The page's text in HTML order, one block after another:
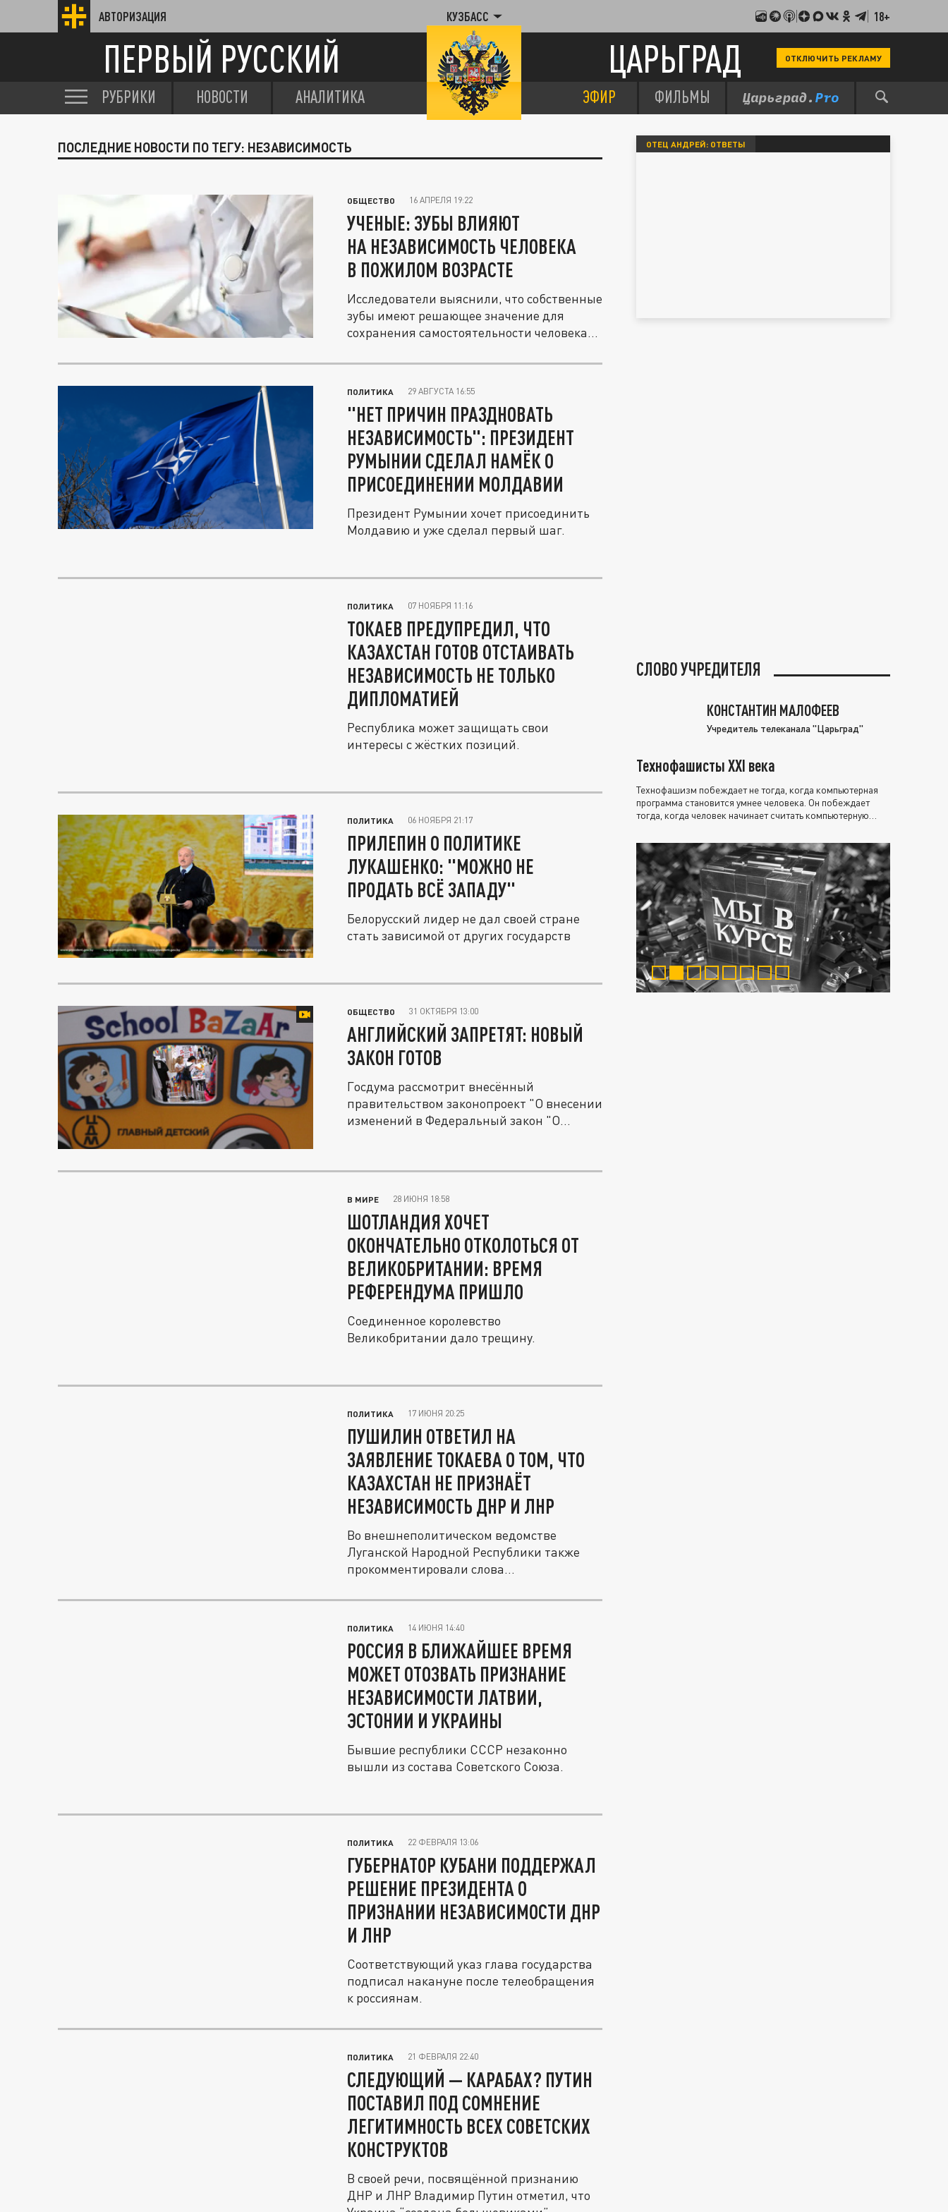
АВТОРИЗАЦИЯ КУЗБАСС 18+
ПЕРВЫЙ РУССКИЙ ЦАРЬГРАД ОТКЛЮЧИТЬ РЕКЛАМУ
РУБРИКИ НОВОСТИ АНАЛИТИКА ЭФИР ФИЛЬМЫ
ПОСЛЕДНИЕ НОВОСТИ ПО ТЕГУ: НЕЗАВИСИМОСТЬ
ОБЩЕСТВО 16 АПРЕЛЯ 19:22
УЧЕНЫЕ: ЗУБЫ ВЛИЯЮТ
НА НЕЗАВИСИМОСТЬ ЧЕЛОВЕКА
В ПОЖИЛОМ ВОЗРАСТЕ
Исследователи выяснили, что собственные
зубы имеют решающее значение для
сохранения самостоятельности человека...
ПОЛИТИКА 29 АВГУСТА 16:55
"НЕТ ПРИЧИН ПРАЗДНОВАТЬ
НЕЗАВИСИМОСТЬ": ПРЕЗИДЕНТ
РУМЫНИИ СДЕЛАЛ НАМЁК О
ПРИСОЕДИНЕНИИ МОЛДАВИИ
Президент Румынии хочет присоединить
Молдавию и уже сделал первый шаг.
ПОЛИТИКА 07 НОЯБРЯ 11:16
ТОКАЕВ ПРЕДУПРЕДИЛ, ЧТО
КАЗАХСТАН ГОТОВ ОТСТАИВАТЬ
НЕЗАВИСИМОСТЬ НЕ ТОЛЬКО
ДИПЛОМАТИЕЙ
Республика может защищать свои
интересы с жёстких позиций.
ПОЛИТИКА 06 НОЯБРЯ 21:17
ПРИЛЕПИН О ПОЛИТИКЕ
ЛУКАШЕНКО: "МОЖНО НЕ
ПРОДАТЬ ВСЁ ЗАПАДУ"
Белорусский лидер не дал своей стране
стать зависимой от других государств
ОБЩЕСТВО 31 ОКТЯБРЯ 13:00
АНГЛИЙСКИЙ ЗАПРЕТЯТ: НОВЫЙ
ЗАКОН ГОТОВ
Госдума рассмотрит внесённый
правительством законопроект "О внесении
изменений в Федеральный закон "О...
В МИРЕ 28 ИЮНЯ 18:58
ШОТЛАНДИЯ ХОЧЕТ
ОКОНЧАТЕЛЬНО ОТКОЛОТЬСЯ ОТ
ВЕЛИКОБРИТАНИИ: ВРЕМЯ
РЕФЕРЕНДУМА ПРИШЛО
Соединенное королевство
Великобритании дало трещину.
ПОЛИТИКА 17 ИЮНЯ 20:25
ПУШИЛИН ОТВЕТИЛ НА
ЗАЯВЛЕНИЕ ТОКАЕВА О ТОМ, ЧТО
КАЗАХСТАН НЕ ПРИЗНАЁТ
НЕЗАВИСИМОСТЬ ДНР И ЛНР
Во внешнеполитическом ведомстве
Луганской Народной Республики также
прокомментировали слова
ПОЛИТИКА 14 ИЮНЯ 14:40
РОССИЯ В БЛИЖАЙШЕЕ ВРЕМЯ
МОЖЕТ ОТОЗВАТЬ ПРИЗНАНИЕ
НЕЗАВИСИМОСТИ ЛАТВИИ,
ЭСТОНИИ И УКРАИНЫ
Бывшие республики СССР незаконно
вышли из состава Советского Союза.
ПОЛИТИКА 22 ФЕВРАЛЯ 13:06
ГУБЕРНАТОР КУБАНИ ПОДДЕРЖАЛ
РЕШЕНИЕ ПРЕЗИДЕНТА О
ПРИЗНАНИИ НЕЗАВИСИМОСТИ ДНР
И ЛНР
Соответствующий указ глава государства
подписал накануне после телеобращения
к россиянам.
ПОЛИТИКА 21 ФЕВРАЛЯ 22:40
СЛЕДУЮЩИЙ — КАРАБАХ? ПУТИН
ПОСТАВИЛ ПОД СОМНЕНИЕ
ЛЕГИТИМНОСТЬ ВСЕХ СОВЕТСКИХ
КОНСТРУКТОВ
В своей речи, посвящённой признанию
ДНР и ЛНР Владимир Путин отметил, что
ОТЕЦ АНДРЕЙ: ОТВЕТЫ
СЛОВО УЧРЕДИТЕЛЯ
КОНСТАНТИН МАЛОФЕЕВ
Учредитель телеканала "Царьград"
Технофашисты XXI века
Технофашизм побеждает не тогда, когда компьютерная
программа становится умнее человека. Он побеждает
тогда, когда человек начинает считать компьютерную